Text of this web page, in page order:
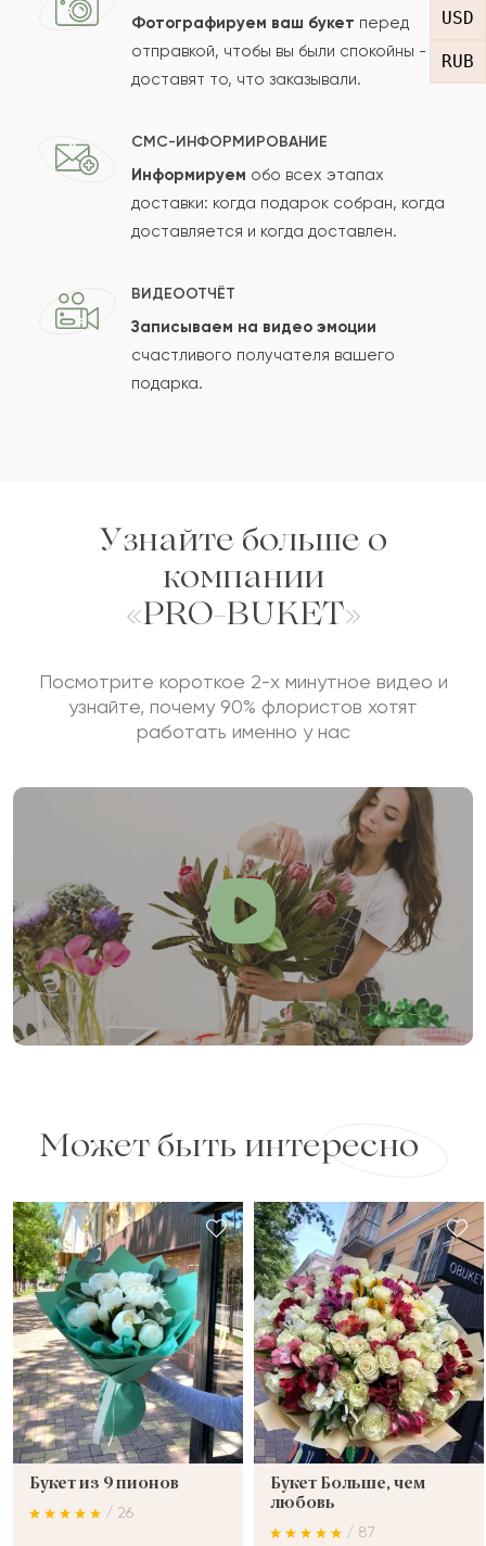
USD
RUB
Сколько будет
Отзыв будет опубликован после проверки.
Проверяем на спам.
Фотографируем ваш букет перед
отправкой, чтобы вы были спокойны -
доставят то, что заказывали.
СМС-ИНФОРМИРОВАНИЕ
Информируем обо всех этапах
доставки: когда подарок собран, когда
доставляется и когда доставлен.
ВИДЕООТЧЁТ
Записываем на видео эмоции
счастливого получателя вашего
подарка.
Узнайте больше о
компании
«PRO-BUKET»
Посмотрите короткое 2-х минутное видео и
узнайте, почему 90% флористов хотят
работать именно у нас
Может быть интересно
Букет из 9 пионов
/ 26
Букет Больше, чем
любовь
/ 87